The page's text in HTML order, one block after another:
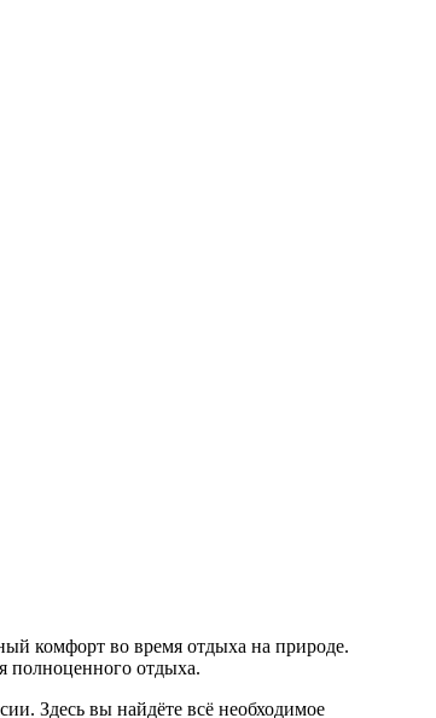
комфорт во время отдыха на природе.
полноценного отдыха.
Здесь вы найдёте всё необходимое